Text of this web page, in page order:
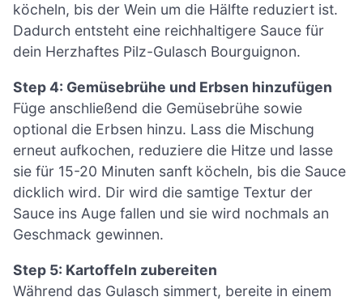
köcheln, bis der Wein um die Hälfte reduziert ist.
Dadurch entsteht eine reichhaltigere Sauce für
dein Herzhaftes Pilz-Gulasch Bourguignon.
Step 4: Gemüsebrühe und Erbsen hinzufügen
Füge anschließend die Gemüsebrühe sowie
optional die Erbsen hinzu. Lass die Mischung
erneut aufkochen, reduziere die Hitze und lasse
sie für 15-20 Minuten sanft köcheln, bis die Sauce
dicklich wird. Dir wird die samtige Textur der
Sauce ins Auge fallen und sie wird nochmals an
Geschmack gewinnen.
Step 5: Kartoffeln zubereiten
Während das Gulasch simmert, bereite in einem